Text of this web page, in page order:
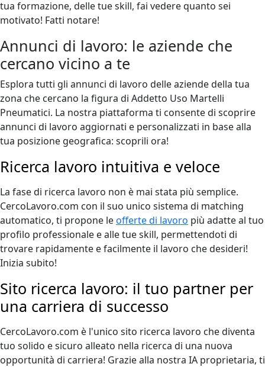
tua formazione, delle tue skill, fai vedere quanto sei
motivato! Fatti notare!
Annunci di lavoro: le aziende che
cercano vicino a te
Esplora tutti gli annunci di lavoro delle aziende della tua
zona che cercano la figura di Addetto Uso Martelli
Pneumatici. La nostra piattaforma ti consente di scoprire
annunci di lavoro aggiornati e personalizzati in base alla
tua posizione geografica: scoprili ora!
Ricerca lavoro intuitiva e veloce
La fase di ricerca lavoro non è mai stata più semplice.
CercoLavoro.com con il suo unico sistema di matching
automatico, ti propone leofferte di lavoro più adatte al tuo
profilo professionale e alle tue skill, permettendoti di
trovare rapidamente e facilmente il lavoro che desideri!
Inizia subito!
Sito ricerca lavoro: il tuo partner per
una carriera di successo
CercoLavoro.com è l'unico sito ricerca lavoro che diventa
tuo solido e sicuro alleato nella ricerca di una nuova
opportunità di carriera! Grazie alla nostra IA proprietaria, ti